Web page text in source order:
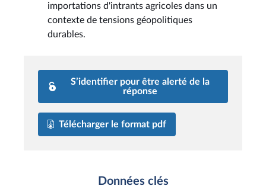
importations d'intrants agricoles dans un
contexte de tensions géopolitiques
durables.
S’identifier pour être alerté de la
réponse
Télécharger le format pdf
Données clés